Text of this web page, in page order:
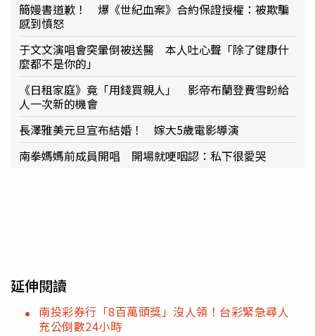
簡嫚書道歉！ 爆《世紀血案》合約保證授權：被欺騙
感到憤怒
于文文演唱會突暈倒被送醫 本人吐心聲「除了健康什
麼都不是你的」
《日租家庭》竟「用錢買親人」 影帝布蘭登費雪盼給
人一次新的機會
長澤雅美元旦宣布結婚！ 嫁大5歲電影導演
南拳媽媽前成員開唱 開場就哽咽認：私下很愛哭
延伸閱讀
南投彩券行「8百萬頭獎」沒人領！台彩緊急尋人
充公倒數24小時